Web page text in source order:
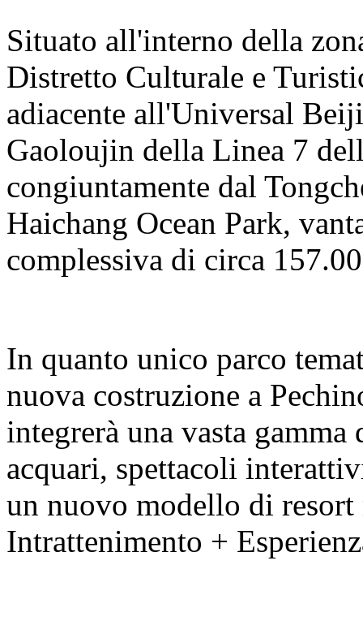
Situato all'interno della
Distretto Culturale e
adiacente all'Universal
Gaoloujin della Linea 7
congiuntamente dal
Haichang Ocean Park,
complessiva di circa
In quanto unico parco
nuova costruzione a
integrerà una vasta
acquari, spettacoli
un nuovo modello di
Intrattenimento +